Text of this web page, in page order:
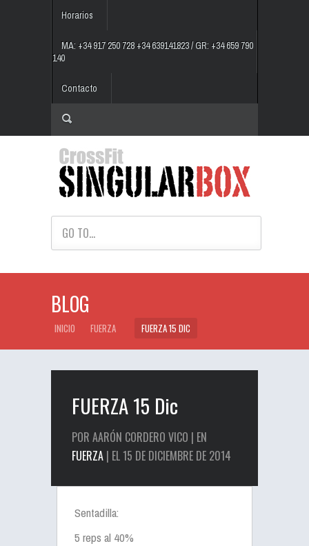
Horarios
MA: +34 917 250 728 +34 639141823 / GR: +34 659 790
140
Contacto
GO TO...
BLOG
INICIO FUERZA FUERZA 15 DIC
FUERZA 15 Dic
POR AARÓN CORDERO VICO | EN
FUERZA | EL 15 DE DICIEMBRE DE 2014
Sentadilla:
5 reps al 40%